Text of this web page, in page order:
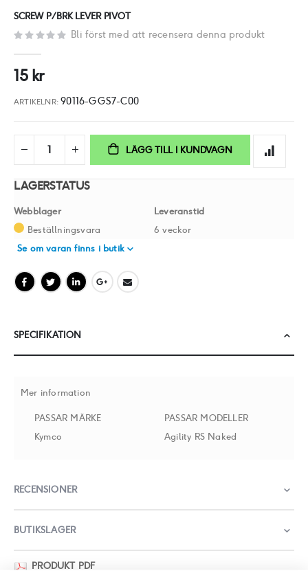
början
bildgalleriet
SCREW P/BRK LEVER PIVOT
Bli först med att recensera denna produkt
15 kr
ARTIKELNR 90116-GGS7-C00
LÄGG TILL I KUNDVAGN
LAGERSTATUS
Webblager
Leveranstid
Beställningsvara
6 veckor
Se om varan finns i butik
SPECIFIKATION
Mer information
PASSAR MÄRKE
Kymco
PASSAR MODELLER
Agility RS Naked
RECENSIONER
BUTIKSLAGER
PRODUKT PDF